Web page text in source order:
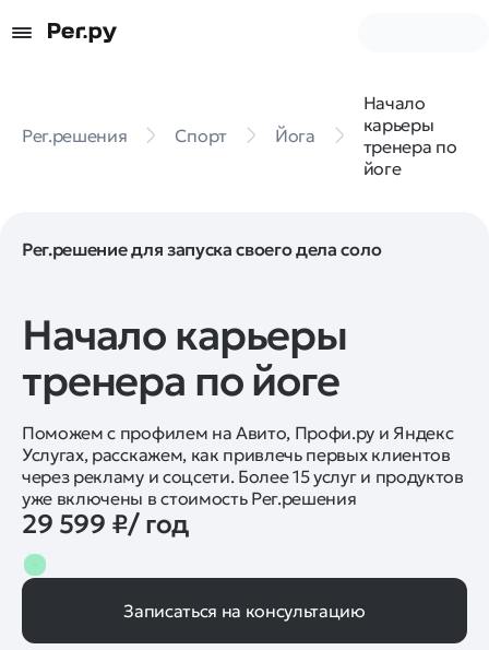
Рег.решения Спорт Йога
Начало
карьеры
тренера по
йоге
Рег.решение для запуска своего дела соло
Начало карьеры
тренера по йоге
Поможем с профилем на Авито, Профи.ру и Яндекс
Услугах, расскажем, как привлечь первых клиентов
через рекламу и соцсети. Более 15 услуг и продуктов
уже включены в стоимость Рег.решения
29 599 ₽/ год
Записаться на консультацию